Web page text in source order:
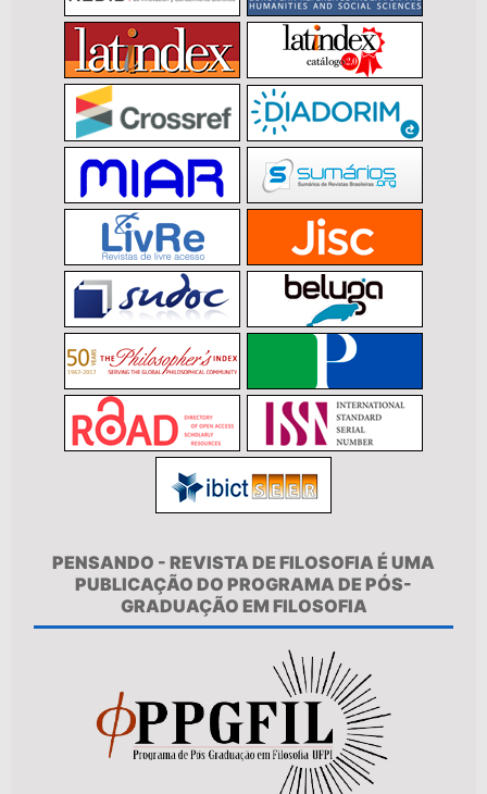
PENSANDO - REVISTA DE FILOSOFIA É UMA
PUBLICAÇÃO DO PROGRAMA DE PÓS-
GRADUAÇÃO EM FILOSOFIA